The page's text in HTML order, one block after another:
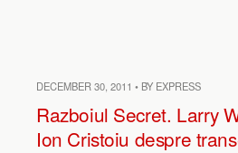
DECEMBER 30, 2011 • BY EXPRESS
Razboiul Secret. Larry
Ion Cristoiu despre